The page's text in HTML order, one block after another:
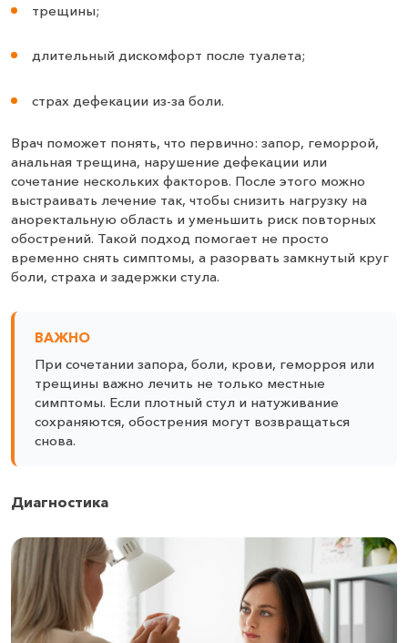
трещины;
длительный дискомфорт после туалета;
страх дефекации из-за боли.
Врач поможет понять, что первично: запор, геморрой,
анальная трещина, нарушение дефекации или
сочетание нескольких факторов. После этого можно
выстраивать лечение так, чтобы снизить нагрузку на
аноректальную область и уменьшить риск повторных
обострений. Такой подход помогает не просто
временно снять симптомы, а разорвать замкнутый круг
боли, страха и задержки стула.
ВАЖНО
При сочетании запора, боли, крови, геморроя или
трещины важно лечить не только местные
симптомы. Если плотный стул и натуживание
сохраняются, обострения могут возвращаться
снова.
Диагностика